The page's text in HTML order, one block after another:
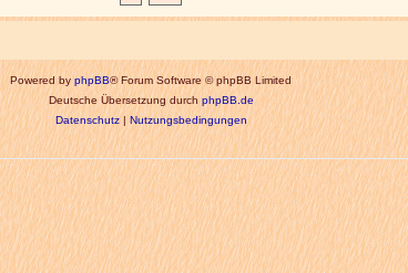
Powered byphpBB® Forum Software © phpBB Limited
Deutsche Übersetzung durchphpBB.de
Datenschutz|Nutzungsbedingungen